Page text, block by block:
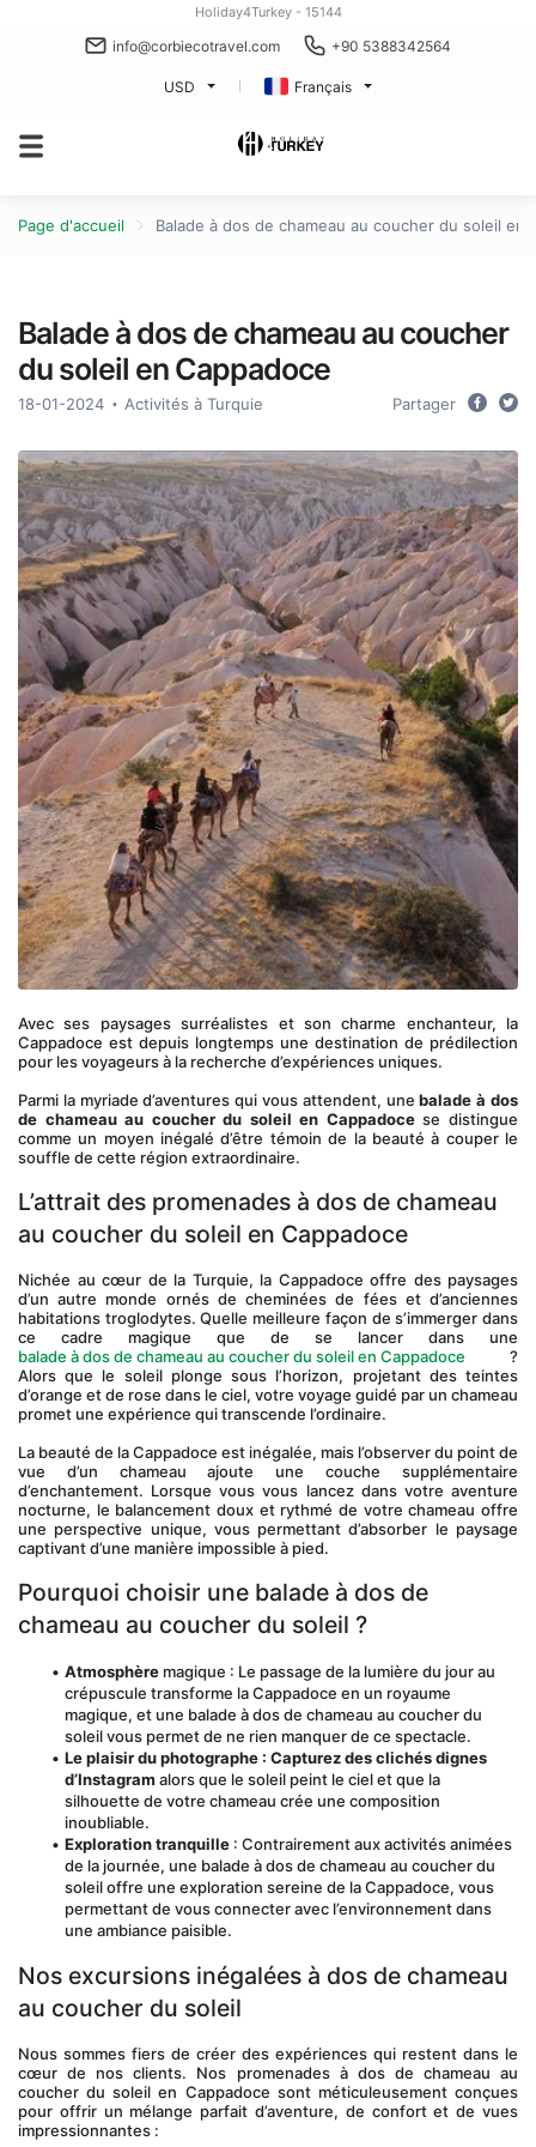
Holiday4Turkey - 15144
info@corbiecotravel.com +90 5388342564
USD Français
Page d'accueil Balade à dos de chameau au coucher du soleil en
Balade à dos de chameau au coucher
du soleil en Cappadoce
18-01-2024 Activités à Turquie Partager
Avec ses paysages surréalistes et son charme enchanteur, la
Cappadoce est depuis longtemps une destination de prédilection
pour les voyageurs à la recherche d’expériences uniques.
Parmi la myriade d’aventures qui vous attendent, une balade à dos
de chameau au coucher du soleil en Cappadoce se distingue
comme un moyen inégalé d’être témoin de la beauté à couper le
souffle de cette région extraordinaire.
L’attrait des promenades à dos de chameau
au coucher du soleil en Cappadoce
Nichée au cœur de la Turquie, la Cappadoce offre des paysages
d’un autre monde ornés de cheminées de fées et d’anciennes
habitations troglodytes. Quelle meilleure façon de s’immerger dans
ce cadre magique que de se lancer dans une
balade à dos de chameau au coucher du soleil en Cappadoce ?
Alors que le soleil plonge sous l’horizon, projetant des teintes
d’orange et de rose dans le ciel, votre voyage guidé par un chameau
promet une expérience qui transcende l’ordinaire.
La beauté de la Cappadoce est inégalée, mais l’observer du point de
vue d’un chameau ajoute une couche supplémentaire
d’enchantement. Lorsque vous vous lancez dans votre aventure
nocturne, le balancement doux et rythmé de votre chameau offre
une perspective unique, vous permettant d’absorber le paysage
captivant d’une manière impossible à pied.
Pourquoi choisir une balade à dos de
chameau au coucher du soleil ?
Atmosphère magique : Le passage de la lumière du jour au
crépuscule transforme la Cappadoce en un royaume
magique, et une balade à dos de chameau au coucher du
soleil vous permet de ne rien manquer de ce spectacle.
Le plaisir du photographe : Capturez des clichés dignes
d’Instagram alors que le soleil peint le ciel et que la
silhouette de votre chameau crée une composition
inoubliable.
Exploration tranquille : Contrairement aux activités animées
de la journée, une balade à dos de chameau au coucher du
soleil offre une exploration sereine de la Cappadoce, vous
permettant de vous connecter avec l’environnement dans
une ambiance paisible.
Nos excursions inégalées à dos de chameau
au coucher du soleil
Nous sommes fiers de créer des expériences qui restent dans le
cœur de nos clients. Nos promenades à dos de chameau au
coucher du soleil en Cappadoce sont méticuleusement conçues
pour offrir un mélange parfait d’aventure, de confort et de vues
impressionnantes :